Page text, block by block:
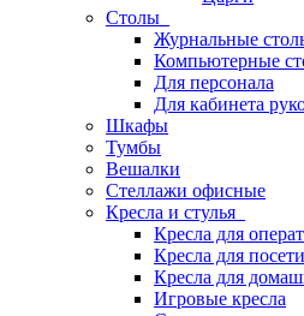
Столы
Журнальные
Компьютерные
Для персонала
Для кабинета
Шкафы
Тумбы
Вешалки
Стеллажи офисные
Кресла и стулья
Кресла для
Кресла для
Кресла для
Игровые кресла